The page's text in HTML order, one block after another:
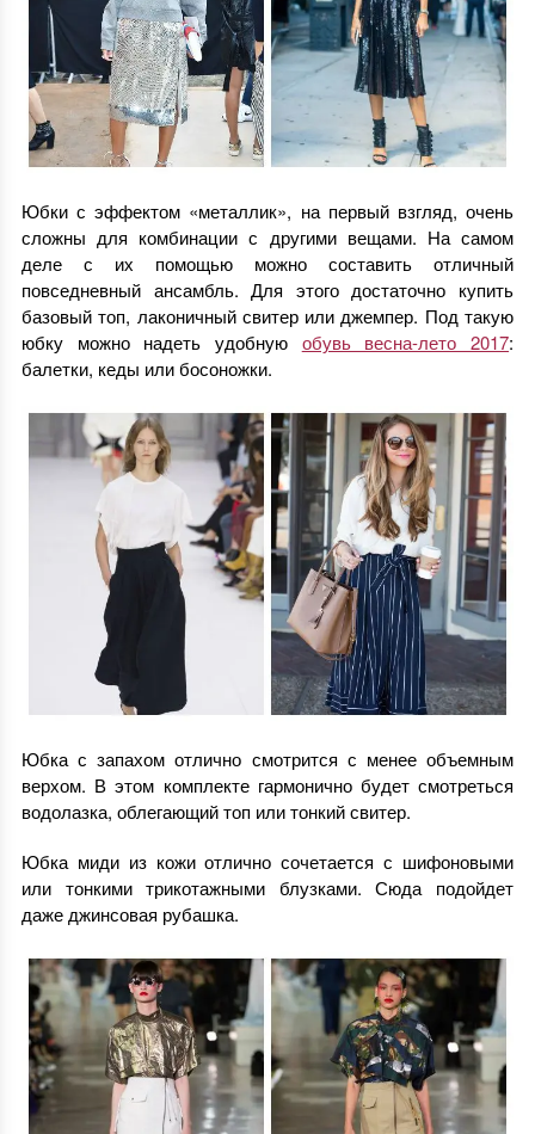
Юбки с эффектом «металлик», на первый взгляд, очень
сложны для комбинации с другими вещами. На самом
деле с их помощью можно составить отличный
повседневный ансамбль. Для этого достаточно купить
базовый топ, лаконичный свитер или джемпер. Под такую
юбку можно надеть удобную обувь весна-лето 2017:
балетки, кеды или босоножки.
Юбка с запахом отлично смотрится с менее объемным
верхом. В этом комплекте гармонично будет смотреться
водолазка, облегающий топ или тонкий свитер.
Юбка миди из кожи отлично сочетается с шифоновыми
или тонкими трикотажными блузками. Сюда подойдет
даже джинсовая рубашка.